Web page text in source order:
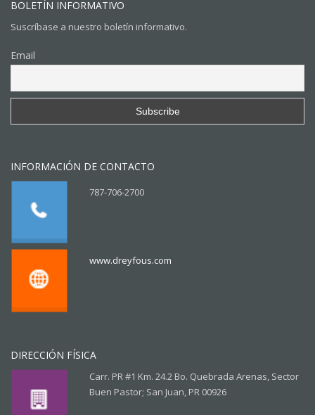
BOLETÍN INFORMATIVO
Suscríbase a nuestro boletín informativo.
Email
INFORMACIÓN DE CONTACTO
787-706-2700
www.dreyfous.com
DIRECCIÓN FÍSICA
Carr. PR #1 Km. 24.2 Bo. Quebrada Arenas, Sector
Buen Pastor; San Juan, PR 00926